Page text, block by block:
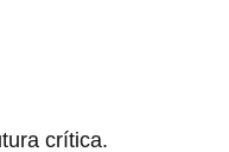
crítica.